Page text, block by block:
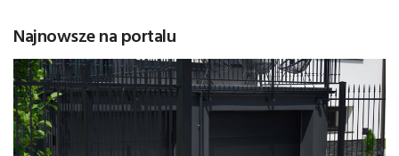
Najnowsze na portalu